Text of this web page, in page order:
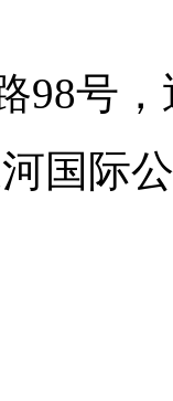
98号
河国际